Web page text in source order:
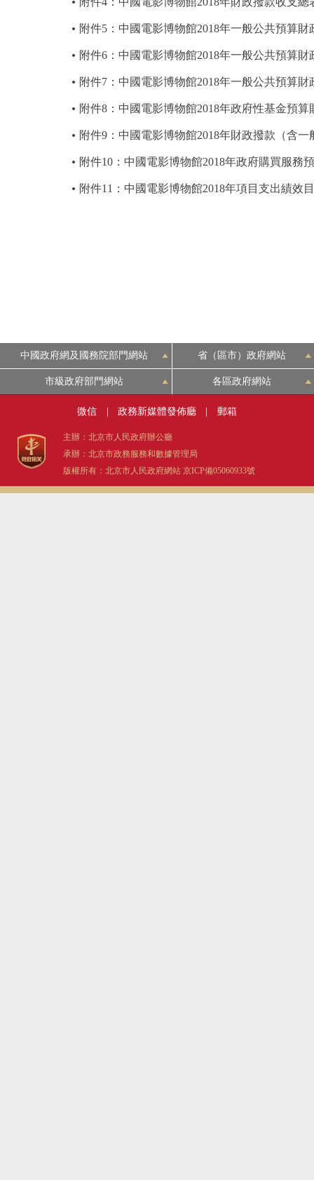
附件5：中國電影博物館2018年一般公共預算財
附件6：中國電影博物館2018年一般公共預算
附件7：中國電影博物館2018年一般公共預算
附件8：中國電影博物館2018年政府性基金預算
附件9：中國電影博物館2018年財政撥款（含
附件10：中國電影博物館2018年政府購買服務
附件11：中國電影博物館2018年項目支出績效
中國政府網及國務院部門網站 省（區市）政府網站
市級政府部門網站 各區政府網站
微信 政務新媒體發佈廳 郵箱
主辦：北京市人民政府辦公廳
承辦：北京市政務服務和數據管理局
版權所有：北京市人民政府網站 京ICP備05060933號